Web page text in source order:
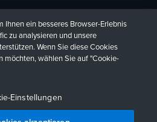
Español日本語
Ihnen ein besseres Browser-Erlebnis
zu analysieren und unsere
Wenn Sie diese Cookies
möchten, wählen Sie auf "Cookie-
Einstellungen